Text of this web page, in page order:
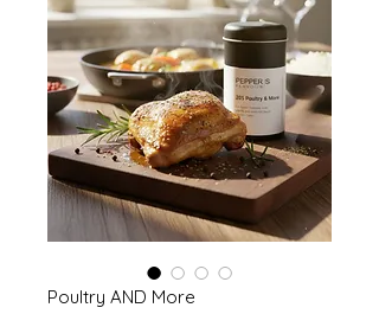
Poultry AND More